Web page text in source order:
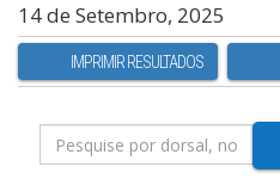
14 de Setembro, 2025
IMPRIMIR RESULTADOS